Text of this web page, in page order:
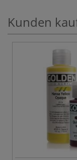
Kunden